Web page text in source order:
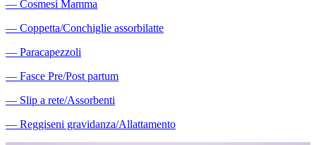
― Cosmesi Mamma
― Coppetta/Conchiglie assorbilatte
― Paracapezzoli
― Fasce Pre/Post partum
― Slip a rete/Assorbenti
― Reggiseni gravidanza/Allattamento